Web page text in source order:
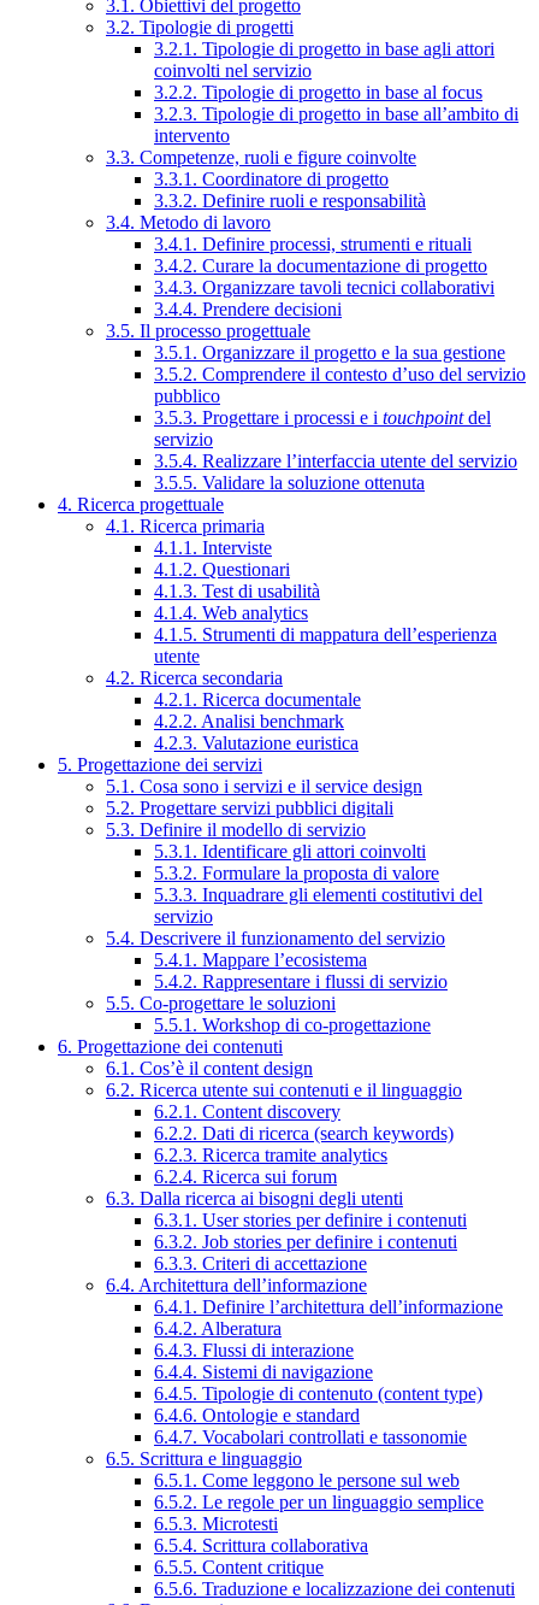
3.1. Obiettivi del progetto
3.2. Tipologie di progetti
3.2.1. Tipologie di progetto in base agli attori
coinvolti nel servizio
3.2.2. Tipologie di progetto in base al focus
3.2.3. Tipologie di progetto in base all’ambito di
intervento
3.3. Competenze, ruoli e figure coinvolte
3.3.1. Coordinatore di progetto
3.3.2. Definire ruoli e responsabilità
3.4. Metodo di lavoro
3.4.1. Definire processi, strumenti e rituali
3.4.2. Curare la documentazione di progetto
3.4.3. Organizzare tavoli tecnici collaborativi
3.4.4. Prendere decisioni
3.5. Il processo progettuale
3.5.1. Organizzare il progetto e la sua gestione
3.5.2. Comprendere il contesto d’uso del servizio
pubblico
3.5.3. Progettare i processi e i touchpointdel
servizio
3.5.4. Realizzare l’interfaccia utente del servizio
3.5.5. Validare la soluzione ottenuta
4. Ricerca progettuale
4.1. Ricerca primaria
4.1.1. Interviste
4.1.2. Questionari
4.1.3. Test di usabilità
4.1.4. Web analytics
4.1.5. Strumenti di mappatura dell’esperienza
utente
4.2. Ricerca secondaria
4.2.1. Ricerca documentale
4.2.2. Analisi benchmark
4.2.3. Valutazione euristica
5. Progettazione dei servizi
5.1. Cosa sono i servizi e il service design
5.2. Progettare servizi pubblici digitali
5.3. Definire il modello di servizio
5.3.1. Identificare gli attori coinvolti
5.3.2. Formulare la proposta di valore
5.3.3. Inquadrare gli elementi costitutivi del
servizio
5.4. Descrivere il funzionamento del servizio
5.4.1. Mappare l’ecosistema
5.4.2. Rappresentare i flussi di servizio
5.5. Co-progettare le soluzioni
5.5.1. Workshop di co-progettazione
6. Progettazione dei contenuti
6.1. Cos’è il content design
6.2. Ricerca utente sui contenuti e il linguaggio
6.2.1. Content discovery
6.2.2. Dati di ricerca (search keywords)
6.2.3. Ricerca tramite analytics
6.2.4. Ricerca sui forum
6.3. Dalla ricerca ai bisogni degli utenti
6.3.1. User stories per definire i contenuti
6.3.2. Job stories per definire i contenuti
6.3.3. Criteri di accettazione
6.4. Architettura dell’informazione
6.4.1. Definire l’architettura dell’informazione
6.4.2. Alberatura
6.4.3. Flussi di interazione
6.4.4. Sistemi di navigazione
6.4.5. Tipologie di contenuto (content type)
6.4.6. Ontologie e standard
6.4.7. Vocabolari controllati e tassonomie
6.5. Scrittura e linguaggio
6.5.1. Come leggono le persone sul web
6.5.2. Le regole per un linguaggio semplice
6.5.3. Microtesti
6.5.4. Scrittura collaborativa
6.5.5. Content critique
6.5.6. Traduzione e localizzazione dei contenuti